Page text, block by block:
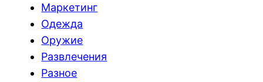
Маркетинг
Одежда
Оружие
Развлечения
Разное